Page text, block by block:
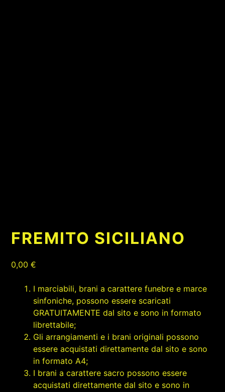
FREMITO SICILIANO
0,00€
I marciabili, brani a carattere funebre e marce
sinfoniche, possono essere scaricati
GRATUITAMENTE dal sito e sono in formato
librettabile;
Gli arrangiamenti e i brani originali possono
essere acquistati direttamente dal sito e sono
in formato A4;
I brani a carattere sacro possono essere
acquistati direttamente dal sito e sono in